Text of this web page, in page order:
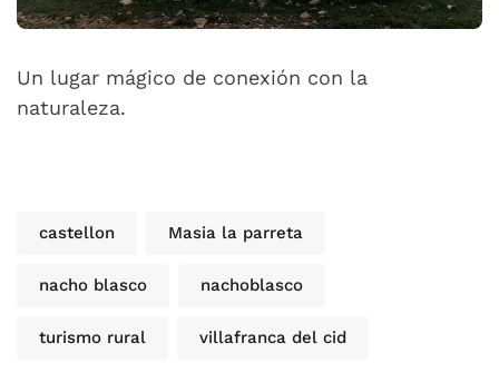
Un lugar mágico de conexión con la
naturaleza.
castellon Masia la parreta
nacho blasco nachoblasco
turismo rural villafranca del cid